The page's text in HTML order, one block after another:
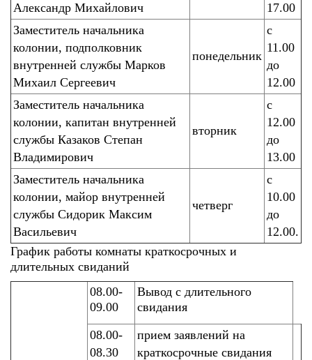
Александр Михайлович
17.00
Заместитель начальника
колонии, подполковник
внутренней службы Марков
Михаил Сергеевич
понедельник
с
11.00
до
12.00
Заместитель начальника
колонии, капитан внутренней
службы Казаков Степан
Владимирович
вторник
с
12.00
до
13.00
Заместитель начальника
колонии, майор внутренней
службы Сидорик Максим
Васильевич
четверг
с
10.00
до
12.00.
График работы комнаты краткосрочных и
длительных свиданий
08.00-
09.00
Вывод с длительного
свидания
08.00-
08.30
прием заявлений на
краткосрочные свидания